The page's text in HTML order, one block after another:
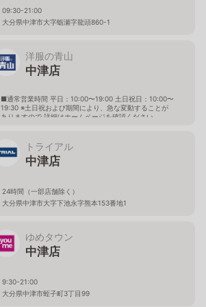
09:30-21:00
大分県中津市大字蛎瀬字龍頭860-1
洋服の青山
中津店
■通常営業時間 平日：10:00〜19:00 土日祝日：10:00〜
19:30 ※土日祝および期間により、急な変動することが
ありますので 詳細はホームページを確認ください
トライアル
中津店
24時間（一部店舗除く）
大分県中津市大字下池永字熊本153番地1
ゆめタウン
中津店
9:30-21:00
大分県中津市蛭子町3丁目99